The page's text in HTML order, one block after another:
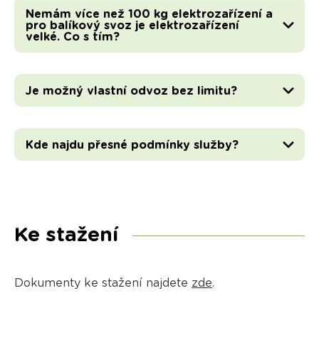
Nemám více než 100 kg elektrozařízení a
pro balíkový svoz je elektrozařízení
velké. Co s tím?
Je možný vlastní odvoz bez limitu?
Kde najdu přesné podmínky služby?
Ke stažení
Dokumenty ke stažení najdete zde.